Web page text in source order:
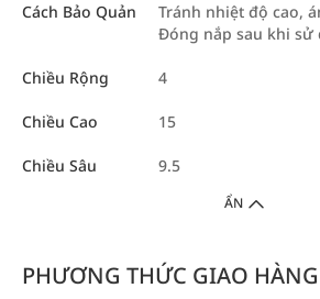
Cách Bảo Quản
Tránh nhiệt độ cao,
Đóng nắp sau khi sử
Chiều Rộng 4
Chiều Cao 15
Chiều Sâu 9.5
ẨN
PHƯƠNG THỨC GIAO HÀNG